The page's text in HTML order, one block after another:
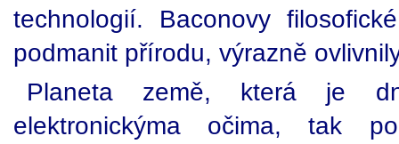
technologií. Baconovy
podmanit přírodu, výrazně
Planeta země, která je
elektronickýma očima, tak